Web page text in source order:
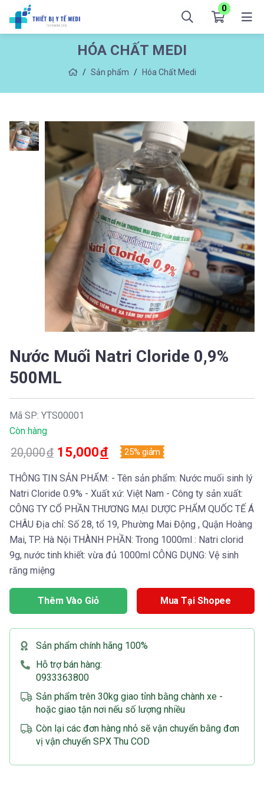
0
HÓA CHẤT MEDI
Sản phẩm Hóa Chất Medi
Nước Muối Natri Cloride 0,9%
500ML
Mã SP: YTS00001
Còn hàng
20,000đ 15,000đ 25% giảm
THÔNG TIN SẢN PHẨM: - Tên sản phẩm: Nước muối sinh lý
Natri Cloride 0.9% - Xuất xứ: Việt Nam - Công ty sản xuất:
CÔNG TY CỔ PHẦN THƯƠNG MẠI DƯỢC PHẨM QUỐC TẾ Á
CHÂU Địa chỉ: Số 28, tổ 19, Phường Mai Động , Quận Hoàng
Mai, TP. Hà Nội THÀNH PHẦN: Trong 1000ml : Natri clorid
9g, nước tinh khiết: vừa đủ 1000ml CÔNG DỤNG: Vệ sinh
răng miệng
Thêm Vào Giỏ Mua Tại Shopee
Sản phẩm chính hãng 100%
Hỗ trợ bán hàng:
0933363800
Sản phẩm trên 30kg giao tỉnh bằng chành xe -
hoặc giao tận nơi nếu số lượng nhiều
Còn lại các đơn hàng nhỏ sẽ vận chuyển bằng đơn
vị vận chuyển SPX Thu COD